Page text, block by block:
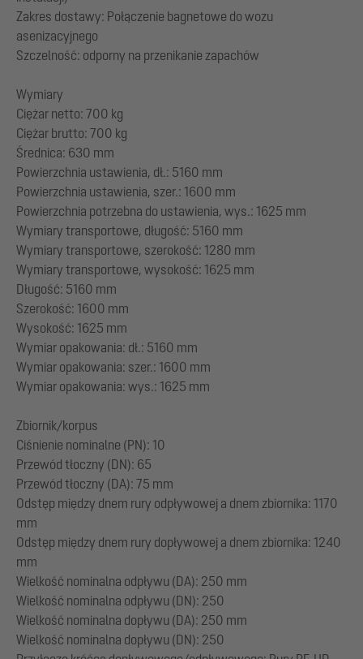
Zakres dostawy: Połączenie bagnetowe do wozu
asenizacyjnego
Szczelność: odporny na przenikanie zapachów
Wymiary
Ciężar netto: 700 kg
Ciężar brutto: 700 kg
Średnica: 630 mm
Powierzchnia ustawienia, dł.: 5160 mm
Powierzchnia ustawienia, szer.: 1600 mm
Powierzchnia potrzebna do ustawienia, wys.: 1625 mm
Wymiary transportowe, długość: 5160 mm
Wymiary transportowe, szerokość: 1280 mm
Wymiary transportowe, wysokość: 1625 mm
Długość: 5160 mm
Szerokość: 1600 mm
Wysokość: 1625 mm
Wymiar opakowania: dł.: 5160 mm
Wymiar opakowania: szer.: 1600 mm
Wymiar opakowania: wys.: 1625 mm
Zbiornik/korpus
Ciśnienie nominalne (PN): 10
Przewód tłoczny (DN): 65
Przewód tłoczny (DA): 75 mm
Odstęp między dnem rury odpływowej a dnem zbiornika: 1170
mm
Odstęp między dnem rury dopływowej a dnem zbiornika: 1240
mm
Wielkość nominalna odpływu (DA): 250 mm
Wielkość nominalna odpływu (DN): 250
Wielkość nominalna dopływu (DA): 250 mm
Wielkość nominalna dopływu (DN): 250